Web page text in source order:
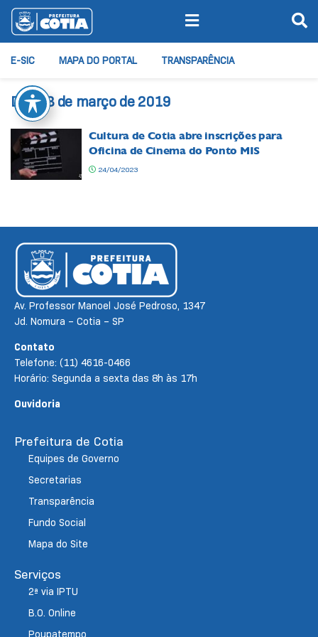
E-SIC MAPA DO PORTAL TRANSPARÊNCIA
Dia:13 de março de 2019
Cultura de Cotia abre inscrições para
Oficina de Cinema do Ponto MIS
24/04/2023
Av. Professor Manoel José Pedroso, 1347
Jd. Nomura – Cotia – SP
Contato
Telefone: (11) 4616-0466
Horário: Segunda a sexta das 8h às 17h
Ouvidoria
Prefeitura de Cotia
Equipes de Governo
Secretarias
Transparência
Fundo Social
Mapa do Site
Serviços
2ª via IPTU
B.O. Online
Poupatempo